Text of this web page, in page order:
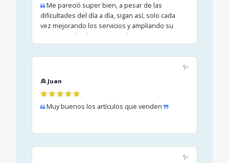
Me pareció super bien, a pesar de las
dificultades del día a día, sigan así, solo cada
vez mejorando los servicios y ampliando su
negocio, cabe destacar que las nuevas
tecnologías se imponen y gracias al empeño
se logra el éxito, saludos a todos el equipo.
✨
🙎 Juan
Muy buenos los artículos que venden
✨